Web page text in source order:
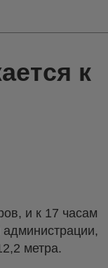
к
и к 17 часам
метра.